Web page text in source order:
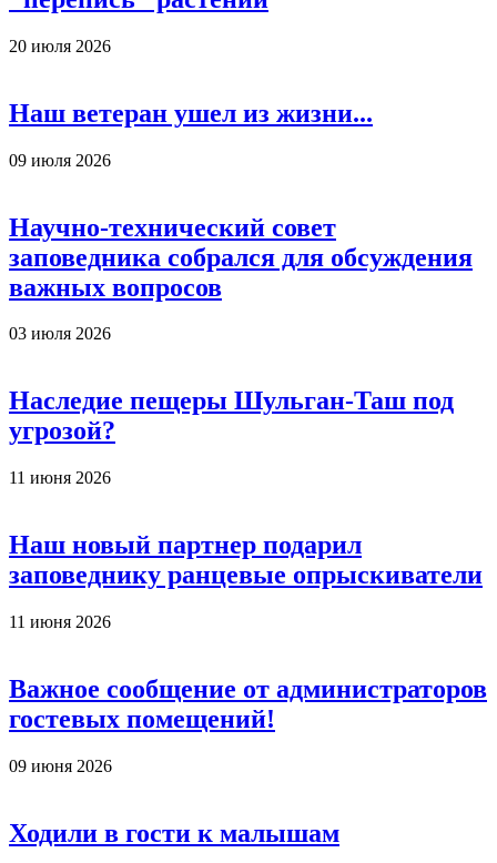
20 июля 2026
Наш ветеран ушел из жизни...
09 июля 2026
Научно-технический совет
заповедника собрался для обсуждения
важных вопросов
03 июля 2026
Наследие пещеры Шульган-Таш под
угрозой?
11 июня 2026
Наш новый партнер подарил
заповеднику ранцевые опрыскиватели
11 июня 2026
Важное сообщение от администраторов
гостевых помещений!
09 июня 2026
Ходили в гости к малышам